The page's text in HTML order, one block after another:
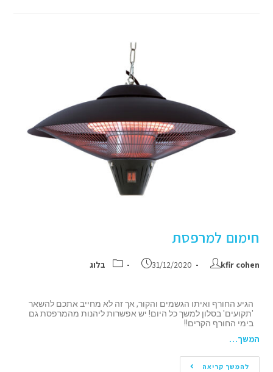
חימום למרפסת
kfir cohen
31/12/2020 בלוג
הגיע החורף ואיתו הגשמים והקור, אך זה לא מחייב אתכם להשאר
'תקועים' בסלון למשך כל היום! יש אפשרות ליהנות מהמרפסת גם
בימי החורף הקרים!!
המשך…
להמשך קריאה